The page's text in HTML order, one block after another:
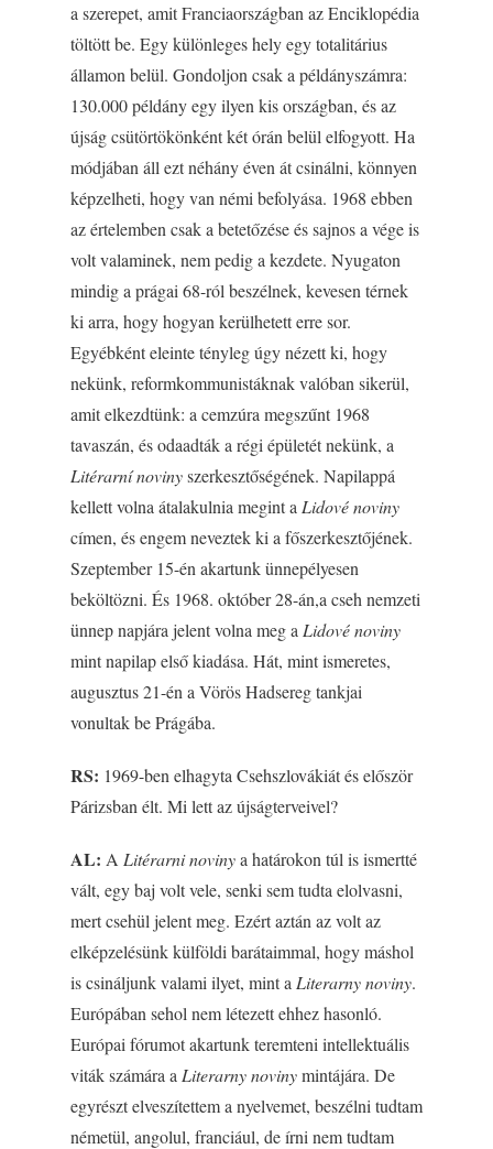
a szerepet, amit Franciaországban az Enciklopédia
töltött be. Egy különleges hely egy totalitárius
államon belül. Gondoljon csak a példányszámra:
130.000 példány egy ilyen kis országban, és az
újság csütörtökönként két órán belül elfogyott. Ha
módjában áll ezt néhány éven át csinálni, könnyen
képzelheti, hogy van némi befolyása. 1968 ebben
az értelemben csak a betetőzése és sajnos a vége is
volt valaminek, nem pedig a kezdete. Nyugaton
mindig a prágai 68-ról beszélnek, kevesen térnek
ki arra, hogy hogyan kerülhetett erre sor.
Egyébként eleinte tényleg úgy nézett ki, hogy
nekünk, reformkommunistáknak valóban sikerül,
amit elkezdtünk: a cemzúra megszűnt 1968
tavaszán, és odaadták a régi épületét nekünk, a
Litérarní novinyszerkesztőségének. Napilappá
kellett volna átalakulnia megint a Lidové noviny
címen, és engem neveztek ki a főszerkesztőjének.
Szeptember 15-én akartunk ünnepélyesen
beköltözni. És 1968. október 28-án,a cseh nemzeti
ünnep napjára jelent volna meg a Lidové noviny
mint napilap első kiadása. Hát, mint ismeretes,
augusztus 21-én a Vörös Hadsereg tankjai
vonultak be Prágába.
RS: 1969-ben elhagyta Csehszlovákiát és először
Párizsban élt. Mi lett az újságterveivel?
AL: A Litérarni novinya határokon túl is ismertté
vált, egy baj volt vele, senki sem tudta elolvasni,
mert csehül jelent meg. Ezért aztán az volt az
elképzelésünk külföldi barátaimmal, hogy máshol
is csináljunk valami ilyet, mint a Literarny noviny.
Európában sehol nem létezett ehhez hasonló.
Európai fórumot akartunk teremteni intellektuális
viták számára a Literarny novinymintájára. De
egyrészt elveszítettem a nyelvemet, beszélni tudtam
németül, angolul, franciául, de írni nem tudtam